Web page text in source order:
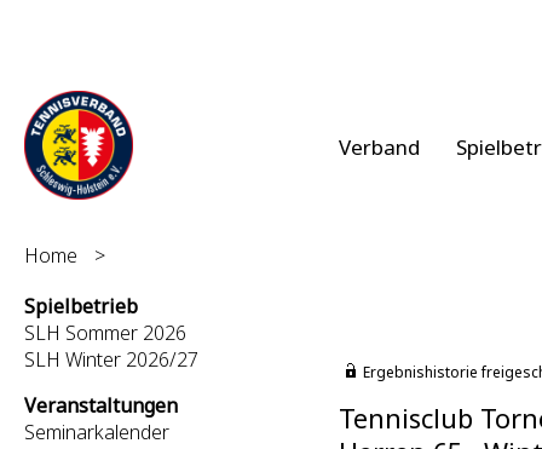
Verband
Home
>
Spielbetrieb
SLH Sommer 2026
SLH Winter 2026/27
Veranstaltungen
Seminarkalender
Ergebnishistorie
Tennisclub